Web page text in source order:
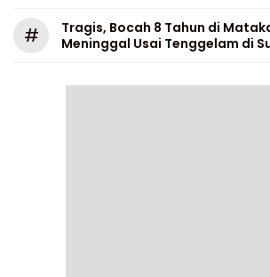
#
Tragis, Bocah 8 Tahun di
Meninggal Usai Tenggelam di